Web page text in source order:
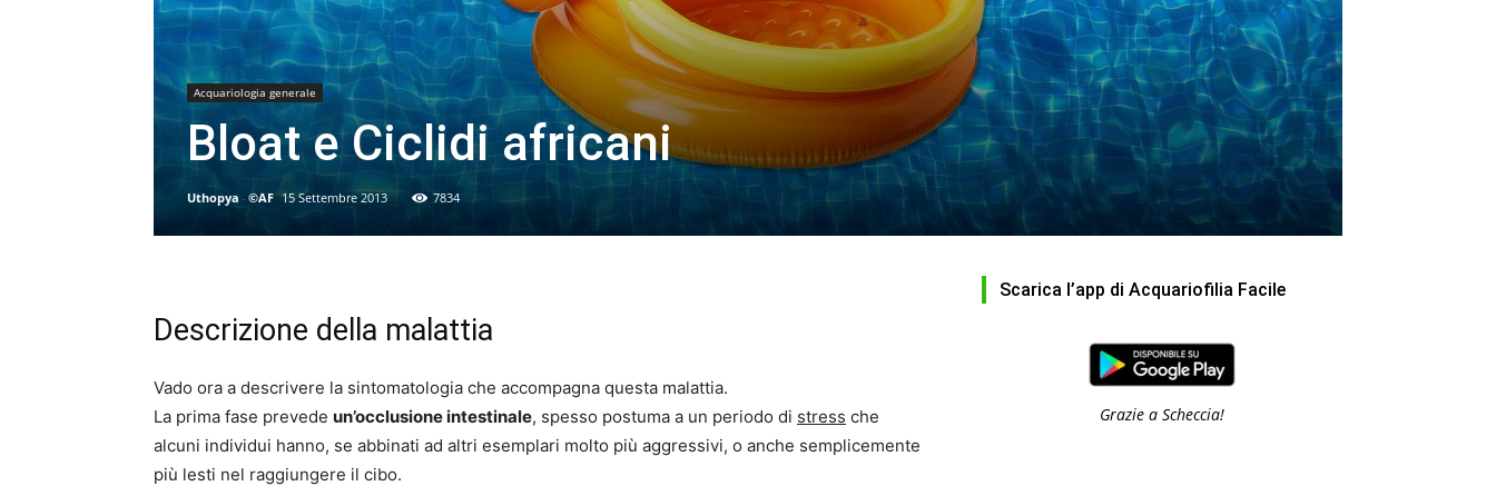
Acquariologia generale
Bloat e Ciclidi africani
Uthopya - ©AF 15 Settembre 2013 7834
Descrizione della malattia
Vado ora a descrivere la sintomatologia che accompagna questa malattia.
La prima fase prevede un’occlusione intestinale, spesso postuma a un periodo di stress che
alcuni individui hanno, se abbinati ad altri esemplari molto più aggressivi, o anche semplicemente
più lesti nel raggiungere il cibo.
Scarica l’app di Acquariofilia Facile
Grazie a Scheccia!